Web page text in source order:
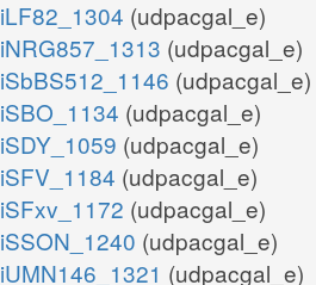
iLF82_1304 (udpacgal_e)
iNRG857_1313 (udpacgal_e)
iSbBS512_1146 (udpacgal_e)
iSBO_1134 (udpacgal_e)
iSDY_1059 (udpacgal_e)
iSFV_1184 (udpacgal_e)
iSFxv_1172 (udpacgal_e)
iSSON_1240 (udpacgal_e)
iUMN146_1321 (udpacgal_e)